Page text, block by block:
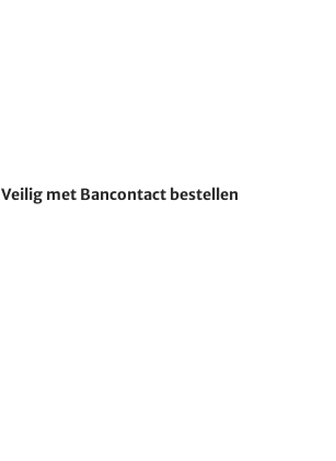
Veilig met Bancontact bestellen